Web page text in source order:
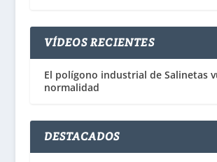
VÍDEOS RECIENTES
El polígono industrial de Salinetas
normalidad
DESTACADOS